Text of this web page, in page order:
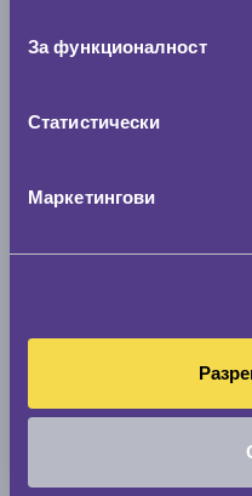
За функционалност
Статистически
Маркетингови